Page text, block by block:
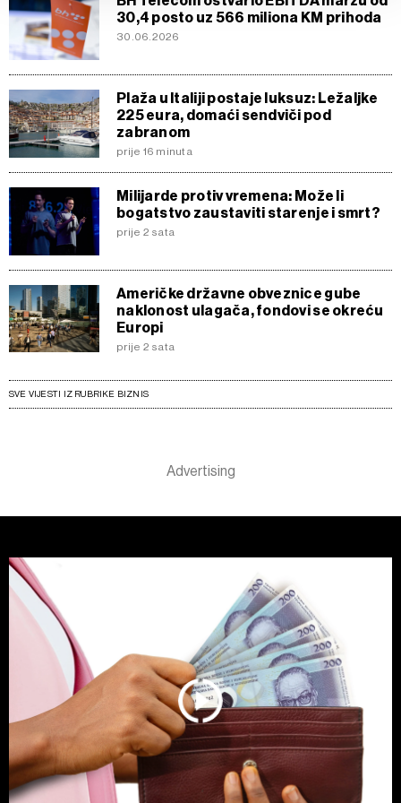
d.o.o. iPartneri. Više o podacima koje obrađujemo kao i
o vašim pravima pročitajte u našoj
o kolačićima i drugim sličnim tehnologijama u
kolačića. Kolačiće u bilo kojem trenutku možete ponovno
ažurirati klikom na „Prikaži detalje“. Privolu možete u bilo
kojem trenutku povući bez negativnih posljedica.
30,4 posto uz 566 miliona KM prihoda
30.06.2026
Plaža u Italiji postaje luksuz: Ležaljke
225 eura, domaći sendviči pod
zabranom
prije 16 minuta
Milijarde protiv vremena: Može li
bogatstvo zaustaviti starenje i smrt?
prije 2 sata
Američke državne obveznice gube
naklonost ulagača, fondovi se okreću
Europi
prije 2 sata
SVE VIJESTI IZ RUBRIKE BIZNIS